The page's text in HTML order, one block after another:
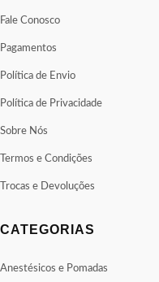
Fale Conosco
Pagamentos
Política de Envio
Política de Privacidade
Sobre Nós
Termos e Condições
Trocas e Devoluções
CATEGORIAS
Anestésicos e Pomadas